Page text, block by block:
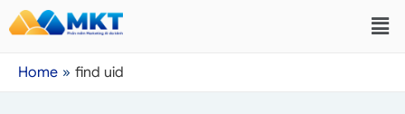
Home find uid